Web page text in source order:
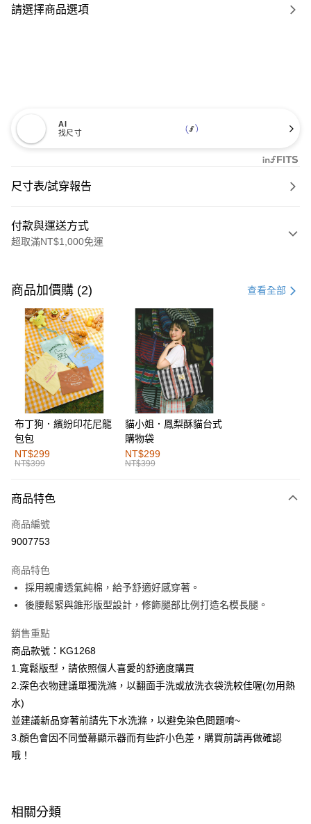
請選擇商品選項
AI
找尺寸
尺寸表/試穿報告
付款與運送方式
超取滿NT$1,000免運
信用卡一次付款
購物金
超商取貨付款
LINE Pay
街口支付
運送方式
全家取貨付款
每筆NT$60，滿NT$1,000(含以上)免運費
付款後全家取貨
萊爾富取貨付款
付款後萊爾富取貨
每筆NT$60，滿NT$1,000(含以上)免運費
7-11取貨付款
每筆NT$60，滿NT$1,000(含以上)免運費
付款後7-11取貨
每筆NT$60，滿NT$1,000(含以上)免運費
宅配
每筆NT$120，滿NT$1,000(含以上)免運費
付款後門市自取
海外配送-港/澳/新/馬/泰國專屬
商品加價購 (2) 查看全部
布丁狗．繽紛印花尼龍
包包
NT$299
NT$399
貓小姐．鳳梨酥貓台式
購物袋
NT$299
NT$399
商品特色
商品編號
9007753
商品特色
採用親膚透氣純棉，給予舒適好感穿著。
後腰鬆緊與錐形版型設計，修飾腿部比例打造名模長腿。
銷售重點
商品款號：KG1268
1.寬鬆版型，請依照個人喜愛的舒適度購買
2.深色衣物建議單獨洗滌，以翻面手洗或放洗衣袋洗較佳喔(勿用熱
水)
並建議新品穿著前請先下水洗滌，以避免染色問題唷~
3.顏色會因不同螢幕顯示器而有些許小色差，購買前請再做確認
哦！
相關分類